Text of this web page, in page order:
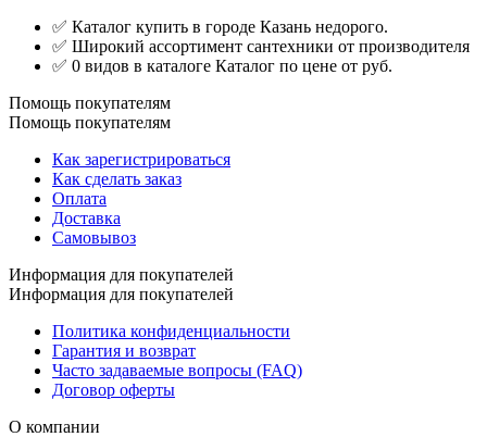
✅ Каталог купить в городе Казань недорого.
✅ Широкий ассортимент сантехники от производителя
✅ 0 видов в каталоге Каталог по цене от руб.
Помощь покупателям
Помощь покупателям
Как зарегистрироваться
Как сделать заказ
Оплата
Доставка
Самовывоз
Информация для покупателей
Информация для покупателей
Политика конфиденциальности
Гарантия и возврат
Часто задаваемые вопросы (FAQ)
Договор оферты
О компании